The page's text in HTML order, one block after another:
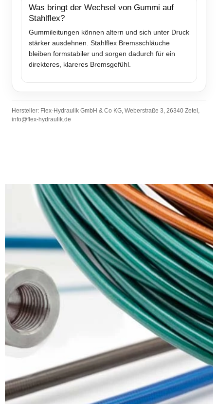
Was bringt der Wechsel von Gummi auf
Stahlflex?
Gummileitungen können altern und sich unter Druck
stärker ausdehnen. Stahlflex Bremsschläuche
bleiben formstabiler und sorgen dadurch für ein
direkteres, klareres Bremsgefühl.
Hersteller: Flex-Hydraulik GmbH & Co KG, Weberstraße 3, 26340 Zetel,
info@flex-hydraulik.de